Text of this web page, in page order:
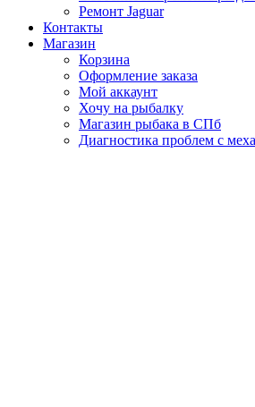
Ремонт Jaguar
Контакты
Магазин
Корзина
Оформление заказа
Мой аккаунт
Хочу на рыбалку
Магазин рыбака в СПб
Диагностика проблем с